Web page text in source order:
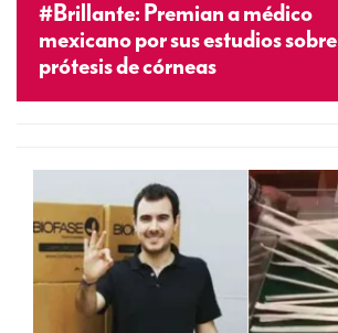
#Brillante: Premian a médico
mexicano por sus estudios sobre
prótesis de córneas